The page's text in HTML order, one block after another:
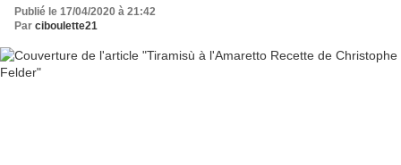
Publié le 17/04/2020 à 21:42
Par ciboulette21